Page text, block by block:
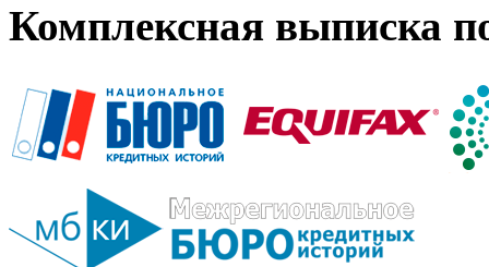
Комплексная выписка